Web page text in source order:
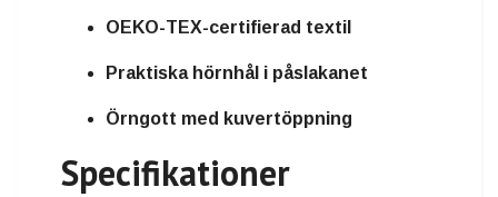
OEKO-TEX-certifierad textil
Praktiska hörnhål i påslakanet
Örngott med kuvertöppning
Specifikationer